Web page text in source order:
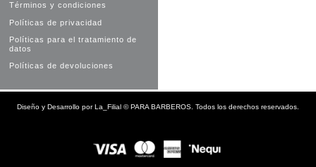
Términos y condiciones
Políticas de privacidad
Políticas para el tratamiento de
datos
Políticas de devoluciones
Diseño y Desarrollo porLa_Filial ©PARA BARBEROS. Todos los derechos reservados.